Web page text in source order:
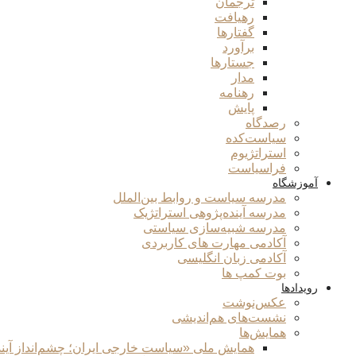
رهیافت
گفتارها
برآورد
جستارها
مدار
رهنامه
پایش
رصدگاه
سیاست‌کده
استراتژیوم
فراسیاست
آموزشگاه
مدرسه سیاست و روابط بین‌الملل
مدرسه آینده‌پژوهی استراتژیک
مدرسه شبیه‌سازی سیاستی
آکادمی مهارت های کاربردی
آکادمی زبان انگلیسی
بوت کمپ ها
رویدادها
عکس‌نوشت
نشست‌های هم‌اندیشی
همایش‌ها
همایش ملی «سیاست خارجی ایران؛ چشم‌انداز